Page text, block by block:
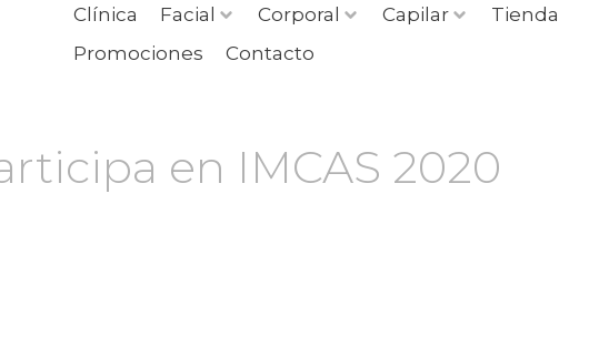
Clínica Facial Corporal Capilar
Tienda
Promociones
Contacto
en IMCAS 2020